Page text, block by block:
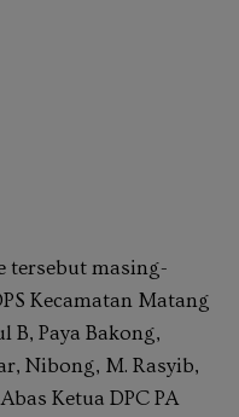
tersebut masing-
Kecamatan Matang
Paya Bakong,
Nibong, M. Rasyib,
Ketua DPC PA